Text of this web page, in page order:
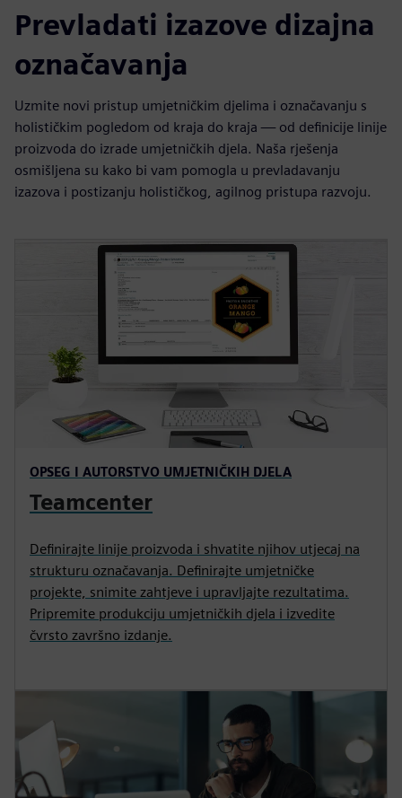
Prevladati izazove dizajna
označavanja
Uzmite novi pristup umjetničkim djelima i označavanju s
holističkim pogledom od kraja do kraja — od definicije linije
proizvoda do izrade umjetničkih djela. Naša rješenja
osmišljena su kako bi vam pomogla u prevladavanju
izazova i postizanju holističkog, agilnog pristupa razvoju.
OPSEG I AUTORSTVO UMJETNIČKIH DJELA
Teamcenter
Definirajte linije proizvoda i shvatite njihov utjecaj na
strukturu označavanja. Definirajte umjetničke
projekte, snimite zahtjeve i upravljajte rezultatima.
Pripremite produkciju umjetničkih djela i izvedite
čvrsto završno izdanje.